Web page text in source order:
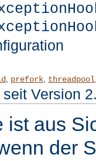
, prefork, threadpool
Version
ist aus
der